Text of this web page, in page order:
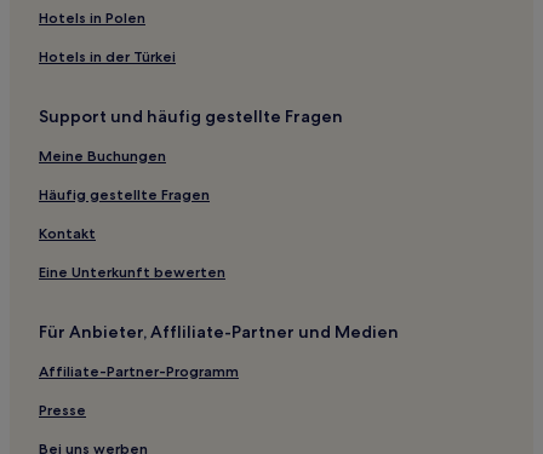
Hotels nahe Château de Plaisir
Hotels nahe Bahnhof Garches-Marnes-la-Coquette
Paris Hotels
Hotels nahe Parly 2 Shopping Mall
Versailles Grand Parc: Hotels
Département Hauts-de-Seine: Hotels
Hotels nahe Einkaufszentrum SQY Ouest
Hotels nahe Bahnhof Conflans-Ste-Honorine
Boulogne-Billancourt Hotels
Gasthäuser in 16. Arrondissement
Aparthotels in 6. Arrondissement
Hotels in Polen
Hotels in der Türkei
Support und häufig gestellte Fragen
Meine Buchungen
Häufig gestellte Fragen
Kontakt
Eine Unterkunft bewerten
Für Anbieter, Affliliate-Partner und Medien
Affiliate-Partner-Programm
Presse
Bei uns werben